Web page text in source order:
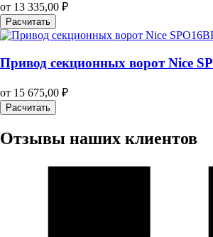
от 13 335,00 ₽
Расчитать
Привод секционных ворот Nice
от 15 675,00 ₽
Расчитать
Отзывы наших клиентов